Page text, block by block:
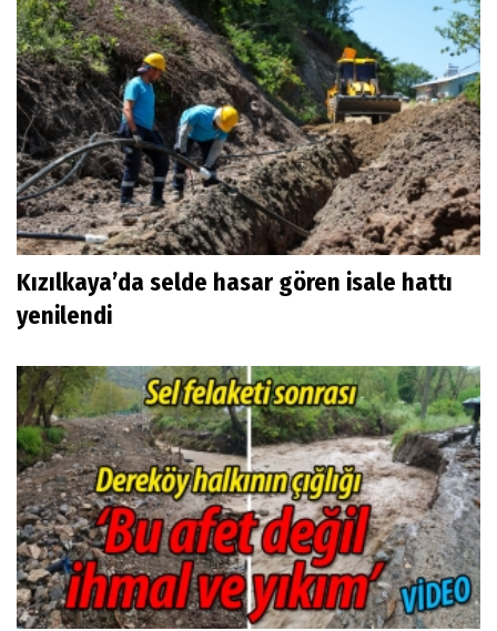
Kızılkaya’da selde hasar gören isale hattı
yenilendi